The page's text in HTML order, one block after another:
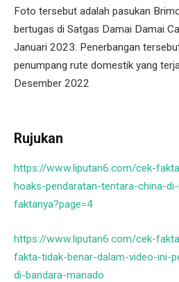
Foto tersebut adalah pasukan
bertugas di Satgas Damai Damai
Januari 2023. Penerbangan
penumpang rute domestik yang
Desember 2022
Rujukan
https://www.liputan6.com/cek-
hoaks-pendaratan-tentara-china-
faktanya?page=4
https://www.liputan6.com/cek-
fakta-tidak-benar-dalam-video-ini-
di-bandara-manado